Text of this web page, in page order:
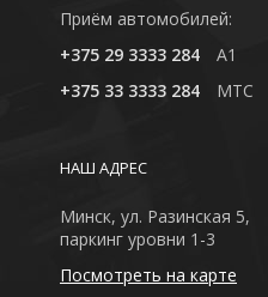
Приём автомобилей:
+375 29 3333 284
A1
+375 33 3333 284
MTC
НАШ АДРЕС
Минск, ул. Разинская 5,
паркинг уровни 1-3
Посмотреть на карте